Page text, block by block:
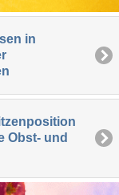
in
Obst- und